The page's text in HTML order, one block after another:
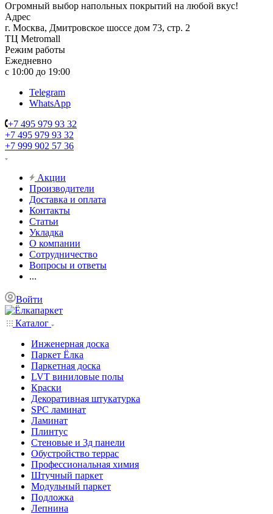
Огромный выбор напольных покрытий на любой вкус!
Адрес
г. Москва, Дмитровское шоссе дом 73, стр. 2
ТЦ Metromall
Режим работы
Ежедневно
с 10:00 до 19:00
Telegram
WhatsApp
+7 495 979 93 32
+7 495 979 93 32
+7 999 902 57 36
Акции
Производители
Доставка и оплата
Контакты
Статьи
Укладка
О компании
Сотрудничество
Вопросы и ответы
...
Войти
Каталог
Инженерная доска
Паркет Ёлка
Паркетная доска
LVT виниловые полы
Краски
Декоративная штукатурка
SPC ламинат
Ламинат
Плинтус
Стеновые и 3д панели
Обустройство террас
Профессиональная химия
Штучный паркет
Модульный паркет
Подложка
Лепнина